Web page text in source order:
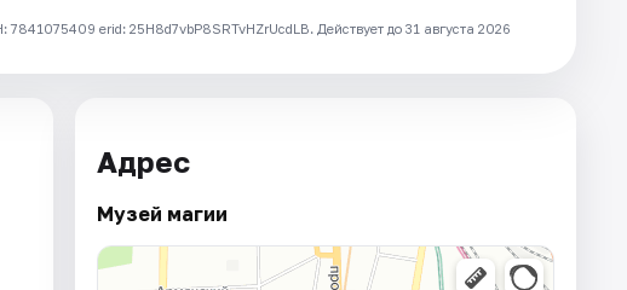
erid: 25H8d7vbP8SRTvHZrUcdLB. Действует до 31 августа 2026
Адрес
Музей магии